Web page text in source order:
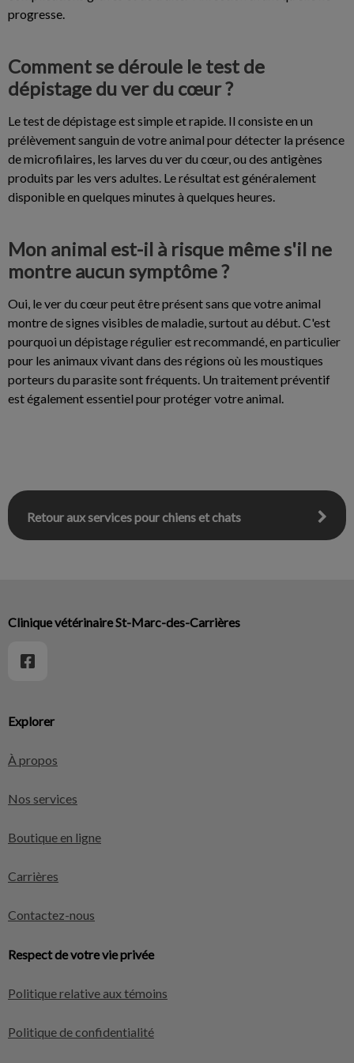
progresse.
Comment se déroule le test de
dépistage du ver du cœur ?
Le test de dépistage est simple et rapide. Il consiste en un
prélèvement sanguin de votre animal pour détecter la présence
de microfilaires, les larves du ver du cœur, ou des antigènes
produits par les vers adultes. Le résultat est généralement
disponible en quelques minutes à quelques heures.
Mon animal est-il à risque même s'il ne
montre aucun symptôme ?
Oui, le ver du cœur peut être présent sans que votre animal
montre de signes visibles de maladie, surtout au début. C'est
pourquoi un dépistage régulier est recommandé, en particulier
pour les animaux vivant dans des régions où les moustiques
porteurs du parasite sont fréquents. Un traitement préventif
est également essentiel pour protéger votre animal.
Retour aux services pour chiens et chats
Explorer
À propos
Nos services
Boutique en ligne
Carrières
Contactez-nous
Respect de votre vie privée
Politique relative aux témoins
Politique de confidentialité
Clinique vétérinaire St-Marc-des-Carrières